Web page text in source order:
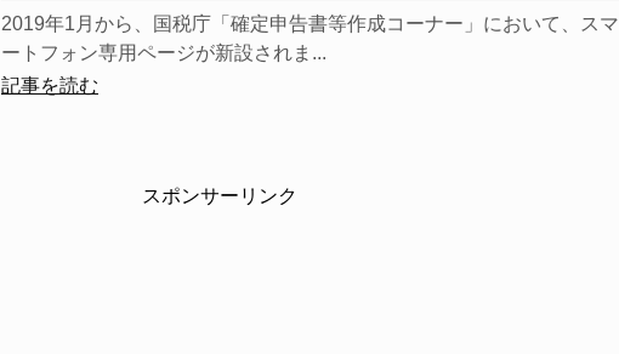
2019年1月から、国税庁「確定申告書等作成コーナー」において、スマ
ートフォン専用ページが新設されま...
記事を読む
スポンサーリンク